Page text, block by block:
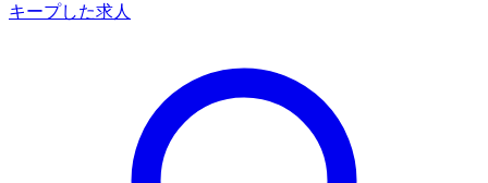
キープした求人